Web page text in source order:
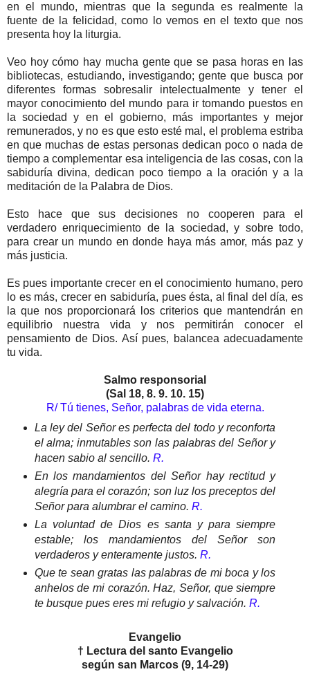
en el mundo, mientras que la segunda es realmente la
fuente de la felicidad, como lo vemos en el texto que nos
presenta hoy la liturgia.
Veo hoy cómo hay mucha gente que se pasa horas en las
bibliotecas, estudiando, investigando; gente que busca por
diferentes formas sobresalir intelectualmente y tener el
mayor conocimiento del mundo para ir tomando puestos en
la sociedad y en el gobierno, más importantes y mejor
remunerados, y no es que esto esté mal, el problema estriba
en que muchas de estas personas dedican poco o nada de
tiempo a complementar esa inteligencia de las cosas, con la
sabiduría divina, dedican poco tiempo a la oración y a la
meditación de la Palabra de Dios.
Esto hace que sus decisiones no cooperen para el
verdadero enriquecimiento de la sociedad, y sobre todo,
para crear un mundo en donde haya más amor, más paz y
más justicia.
Es pues importante crecer en el conocimiento humano, pero
lo es más, crecer en sabiduría, pues ésta, al final del día, es
la que nos proporcionará los criterios que mantendrán en
equilibrio nuestra vida y nos permitirán conocer el
pensamiento de Dios. Así pues, balancea adecuadamente
tu vida.
Salmo responsorial
(Sal 18, 8. 9. 10. 15)
R/ Tú tienes, Señor, palabras de vida eterna.
La ley del Señor es perfecta del todo y reconforta
el alma; inmutables son las palabras del Señor y
hacen sabio al sencillo. R.
En los mandamientos del Señor hay rectitud y
alegría para el corazón; son luz los preceptos del
Señor para alumbrar el camino. R.
La voluntad de Dios es santa y para siempre
estable; los mandamientos del Señor son
verdaderos y enteramente justos. R.
Que te sean gratas las palabras de mi boca y los
anhelos de mi corazón. Haz, Señor, que siempre
te busque pues eres mi refugio y salvación. R.
Evangelio
† Lectura del santo Evangelio
según san Marcos (9, 14-29)